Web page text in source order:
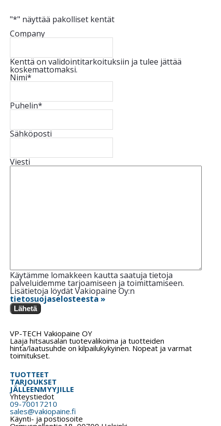
"*" näyttää pakolliset kentät
Company
Kenttä on validointitarkoituksiin ja tulee jättää
koskemattomaksi.
Nimi*
Puhelin*
Sähköposti
Viesti
Käytämme lomakkeen kautta saatuja tietoja
palveluidemme tarjoamiseen ja toimittamiseen.
Lisätietoja löydät Vakiopaine Oy:n
tietosuojaselosteesta »
Lähetä
VP-TECH Vakiopaine OY
Laaja hitsausalan tuotevalikoima ja tuotteiden
hinta/laatusuhde on kilpailukykyinen. Nopeat ja varmat
toimitukset.
TUOTTEET
TARJOUKSET
JÄLLEENMYYJILLE
Yhteystiedot
09-70017210
sales@vakiopaine.fi
Käynti- ja postiosoite